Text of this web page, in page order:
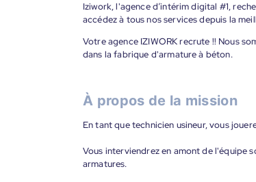
Iziwork, l'agence d’intérim digital #1,
accédez à tous nos services depuis la
Votre agence IZIWORK recrute !! Nous
dans la fabrique d'armature à béton.
À propos de la mission
En tant que technicien usineur, vous
Vous interviendrez en amont de l'équipe
armatures.